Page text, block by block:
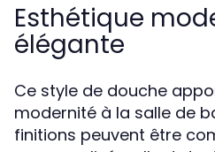
Esthétique
élégante
Ce style de douche
modernité à la salle de
finitions peuvent être